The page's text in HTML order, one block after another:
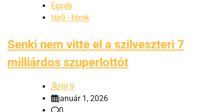
Egyéb
Hir9 - Hirek
Senki nem vitte el a szilveszteri 7
milliárdos szuperlottót
Hir 9
január 1, 2026